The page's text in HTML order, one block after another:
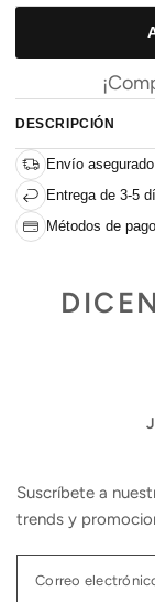
DESCRIPCIÓN
Envío
Entrega de 3-5
Métodos de
Suscríbete a
trends y
Correo